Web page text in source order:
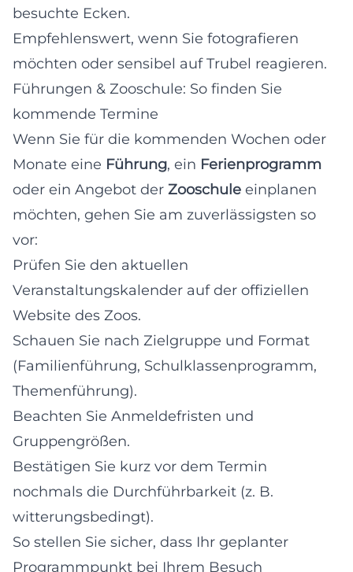
besuchte Ecken.
Empfehlenswert, wenn Sie fotografieren
möchten oder sensibel auf Trubel reagieren.
Führungen & Zooschule: So finden Sie
kommende Termine
Wenn Sie für die kommenden Wochen oder
Monate eine Führung, ein Ferienprogramm
oder ein Angebot der Zooschule einplanen
möchten, gehen Sie am zuverlässigsten so
vor:
Prüfen Sie den aktuellen
Veranstaltungskalender auf der offiziellen
Website des Zoos.
Schauen Sie nach Zielgruppe und Format
(Familienführung, Schulklassenprogramm,
Themenführung).
Beachten Sie Anmeldefristen und
Gruppengrößen.
Bestätigen Sie kurz vor dem Termin
nochmals die Durchführbarkeit (z. B.
witterungsbedingt).
So stellen Sie sicher, dass Ihr geplanter
Programmpunkt bei Ihrem Besuch